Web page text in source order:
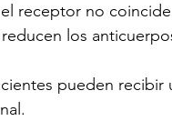
receptor no
los
pueden